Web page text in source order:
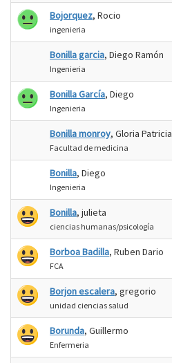
Bojorquez, Rocio
ingenieria
Bonilla garcia, Diego Ramón
Ingenieria
Bonilla García, Diego
Ingenieria
Bonilla monroy, Gloria Patricia
Facultad de medicina
Bonilla, Diego
Ingenieria
Bonilla, julieta
ciencias humanas/psicología
Borboa Badilla, Ruben Dario
FCA
Borjon escalera, gregorio
unidad ciencias salud
Borunda, Guillermo
Enfermeria